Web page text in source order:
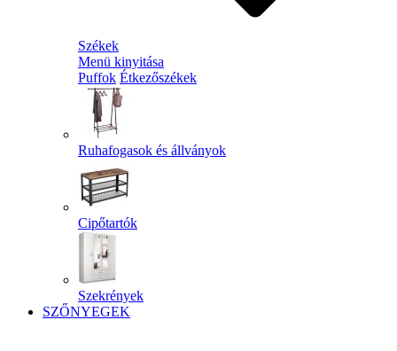
Székek
Menü kinyitása
Puffok Étkezőszékek
Ruhafogasok és állványok
Cipőtartók
Szekrények
SZŐNYEGEK